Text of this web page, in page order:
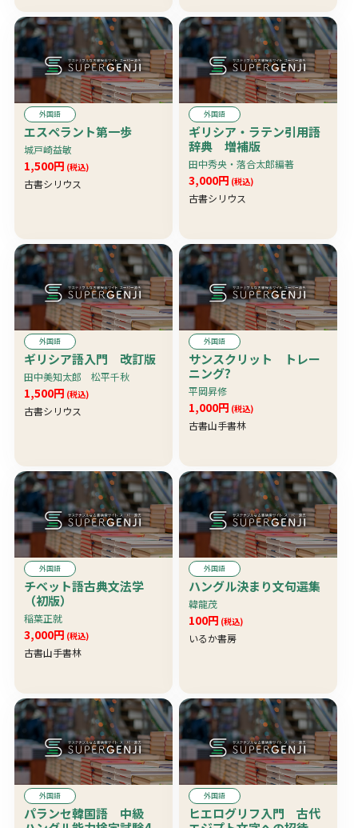
資料
外国語
エスペラント第一歩
城戸崎益敏
1,500円 (税込)
古書シリウス
外国語
ギリシア・ラテン引用語
辞典 増補版
田中秀央・落合太郎編著
3,000円 (税込)
古書シリウス
外国語
ギリシア語入門 改訂版
田中美知太郎 松平千秋
1,500円 (税込)
古書シリウス
外国語
サンスクリット トレー
ニング?
平岡昇修
1,000円 (税込)
古書山手書林
外国語
チベット語古典文法学
（初版）
稲葉正就
3,000円 (税込)
古書山手書林
外国語
ハングル決まり文句選集
韓龍茂
100円 (税込)
いるか書房
外国語
パランセ韓国語 中級
外国語
ヒエログリフ入門 古代